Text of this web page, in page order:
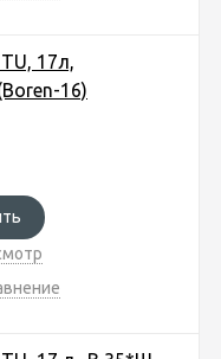
17л,
16)